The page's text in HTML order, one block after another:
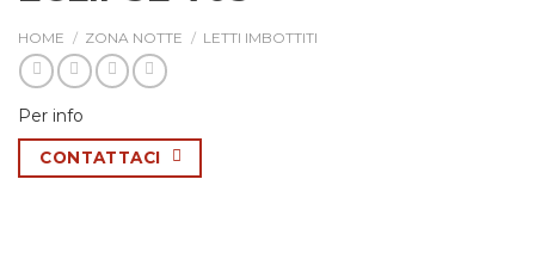
HOME / ZONA NOTTE / LETTI IMBOTTITI
Per info
CONTATTACI